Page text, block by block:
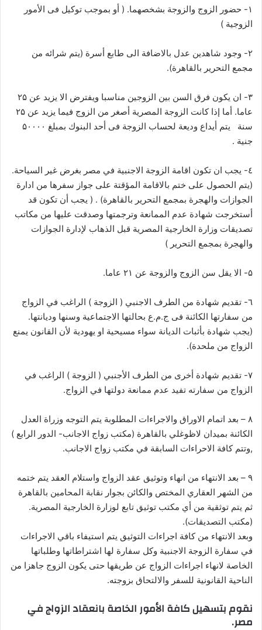
۱- حضور الزوج والزوجة بشخصهما. ( أو بموجب توكيل فى الأمور
الزوجية )
۲- وجود شاهدين عدل بالاضافة الى طابع أسرة (يتم شرائه من
مجمع التحرير بالقاهرة).
۳- ان يكون فرق السن بين الزوجين مناسبا ويفترض الا يزيد عن ۲۵
عاما. أما إذا كانت الزوجة المصرية أصغر من الزوج فيما يزيد عن ۲۵
سنة يتم أيداع وديعة لحساب الزوجة فى أحد البنوك بمبلغ ۵۰۰۰۰
جنية .
٤- يجب ان تكون اقامة الزوجة الاجنبية في مصر بغرض غير السياحة.
(يتم الحصول على ختم بالاقامة المؤقتة على جواز سفرها من ادارة
الجوازات والهجرة بمجمع التحرير بالقاهرة) . ( يجب أن تكون قد
أستخرجت شهادة عدم الممانعة وترجمتها وصدقت عليها من مكاتب
تصديقات وزارة الخارجية المصرية قبل الذهاب لإدارة الجوازات
والهجرة بمجمع التحرير )
۵- الا يقل سن الزوج والزوجة عن ۲۱ عاما.
٦- تقديم شهادة من الطرف الاجنبي ( الزوجة ) الراغب في الزواج
من سفارتها الكائنة فى ج.م.ع بحالتها الاجتماعية وسنها وديانتها.
(يجب شهادة بأثبات الديانة سواء مسيحية او يهودية لأن القانون يمنع
الزواج من ملحدة).
۷- تقديم شهادة أخرى من الطرف الأجنبي ( الزوجة ) الراغب في
الزواج من سفارته تفيد عدم ممانعة دولتها في الزواج.
۸ – بعد اتمام الاوراق والاجراءات المطلوبة يتم التوجه وزراة العدل
الكائنة بميدان لاظوغلي بالقاهرة (مكتب زواج الاجانب- الدور الرابع )
,وتتم كافة الاحراءات السابقة في مكتب زواج الاجانب.
۹ – بعد الانتهاء من انهاء وتوثيق عقد الزواج واستلام العقد يتم ختمه
من الشهر العقاري المختص والكائن بجوار نقابة المحامين بالقاهرة
ثم يتم توثقية من أي مكتب توثيق تابع لوزارة الخارجية المصرية.
(مكتب التصديقات).
وبعد الانتهاء من كافة اجراءات التوثيق يتم استيفاء باقي الاجراءات
في سفارة الزوجة الاجنبية وكل سفارة لها اشتراطاتها وطلباتها
الخاصة لانهاء اجراءات الزواج عن طريقها حتى يكون الزوج جاهزا من
الناحية القانونية للسفر والالتحاق بزوجته.
نقوم بتسهيل كافة الأمور الخاصة بانعقاد الزواج في
مصر.